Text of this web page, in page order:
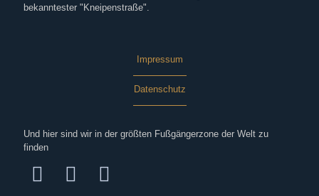
bekanntester "Kneipenstraße".
Impressum
Datenschutz
Und hier sind wir in der größten Fußgängerzone der Welt zu
finden